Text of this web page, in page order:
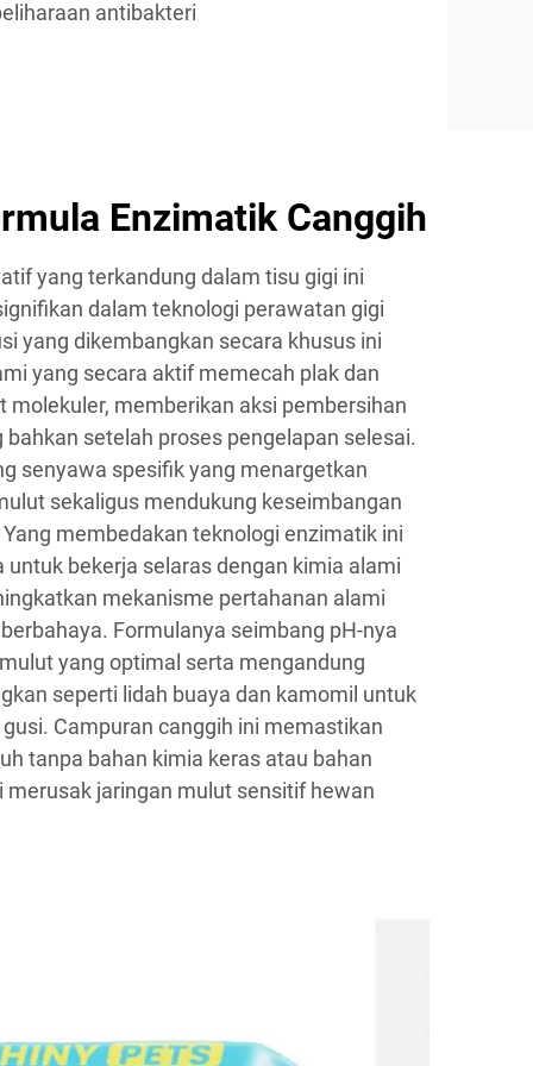
antibakteri
Enzimatik Canggih
yang terkandung dalam tisu gigi ini
dalam teknologi perawatan gigi
yang dikembangkan secara khusus ini
yang secara aktif memecah plak dan
molekuler, memberikan aksi pembersihan
setelah proses pengelapan selesai.
senyawa spesifik yang menargetkan
sekaligus mendukung keseimbangan
membedakan teknologi enzimatik ini
bekerja selaras dengan kimia alami
mekanisme pertahanan alami
Formulanya seimbang pH-nya
yang optimal serta mengandung
seperti lidah buaya dan kamomil untuk
Campuran canggih ini memastikan
tanpa bahan kimia keras atau bahan
merusak jaringan mulut sensitif hewan